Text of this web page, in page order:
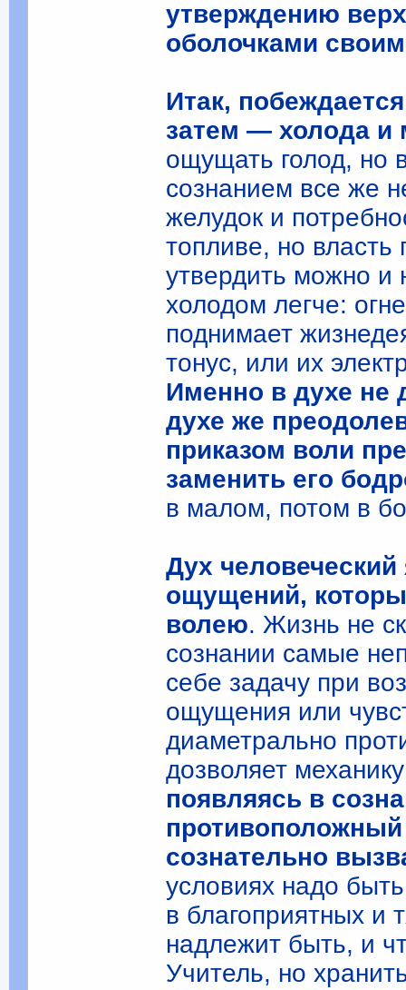
утверждению
оболочками
Итак,
затем — холода и
ощущать голод, но
сознанием все же
желудок и
топливе, но
утвердить можно и
холодом легче:
поднимает
тонус, или их
Именно в духе не
духе же
приказом воли
заменить его
в малом, потом в
Дух
ощущений,
волею. Жизнь не
сознании самые
себе задачу при
ощущения или
диаметрально
дозволяет
появляясь в
сознательно
условиях надо
в благоприятных и
надлежит быть, и
Учитель, но